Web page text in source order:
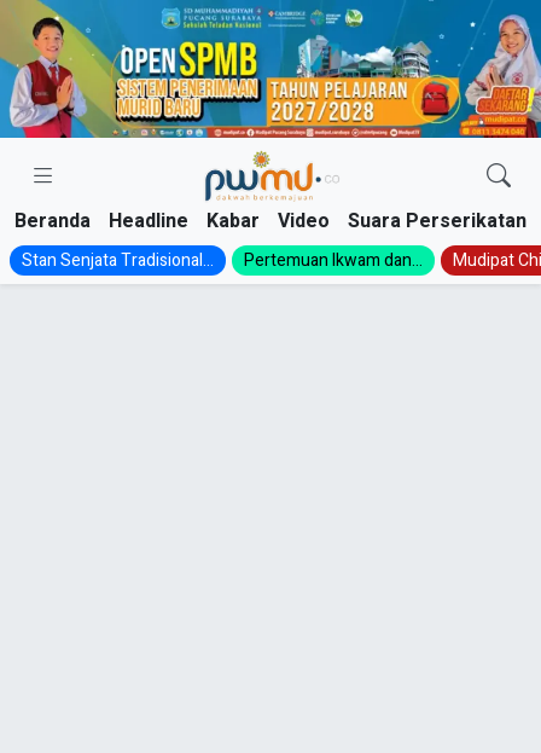
Skip
content
Beranda Headline Kabar Video Suara Perserikatan
Stan Senjata Tradisional... Pertemuan Ikwam dan... Mudipat